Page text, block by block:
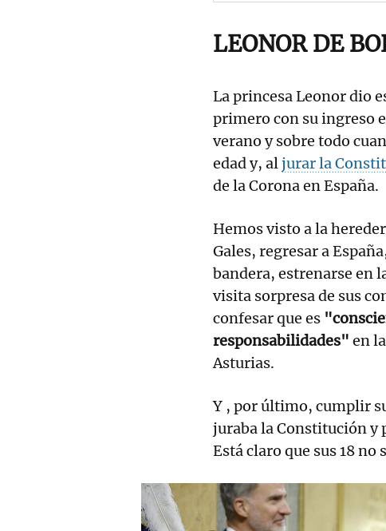
LEONOR DE
La princesa Leonor dio
primero con su ingreso
verano y sobre todo
edad y, aljurar la
de la Corona en España.
Hemos visto a la
Gales, regresar a
bandera, estrenarse en
visita sorpresa de sus
confesar que es
responsabilidades" en
Asturias.
Y , por último, cumplir
juraba la Constitución y
Está claro que sus 18 no